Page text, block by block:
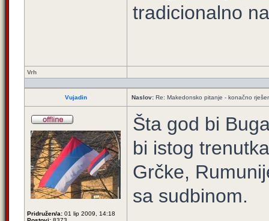
tradicionalno
Vrh
Vujadin Naslov: Re: Makedonsko pitanje - konačno
Pridružen/a: 01 lip 2009, 14:18
Šta god bi
bi istog
Grčke,
sa sudbinom.